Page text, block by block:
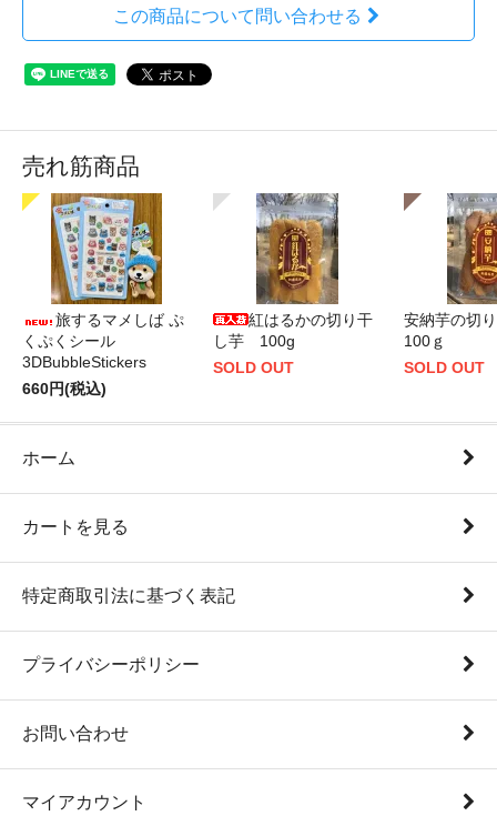
この商品について問い合わせる
売れ筋商品
旅するマメしば ぷ
くぷくシール
3DBubbleStickers
660円(税込)
紅はるかの切り干
し芋 100g
SOLD OUT
安納芋の切
100ｇ
SOLD OUT
ホーム
カートを見る
特定商取引法に基づく表記
プライバシーポリシー
お問い合わせ
マイアカウント